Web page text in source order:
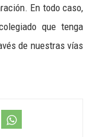
En todo caso,
que tenga
de nuestras vías